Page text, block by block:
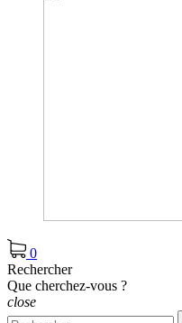
0
Rechercher
Que cherchez-vous ?
close